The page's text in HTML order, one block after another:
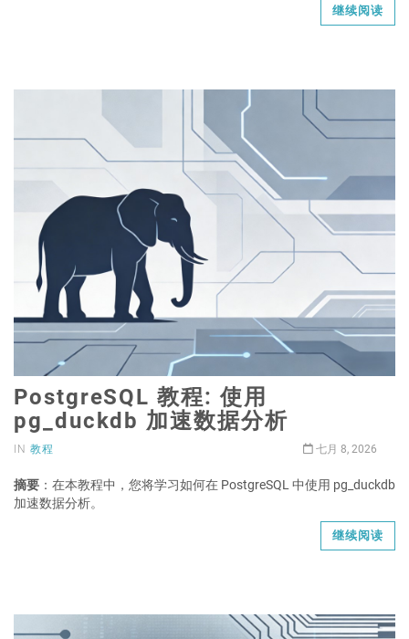
继续阅读
PostgreSQL 教程: 使用
pg_duckdb 加速数据分析
IN 教程 七月 8, 2026
摘要 ：在本教程中，您将学习如何在 PostgreSQL 中使用 pg_duckdb
加速数据分析。
继续阅读